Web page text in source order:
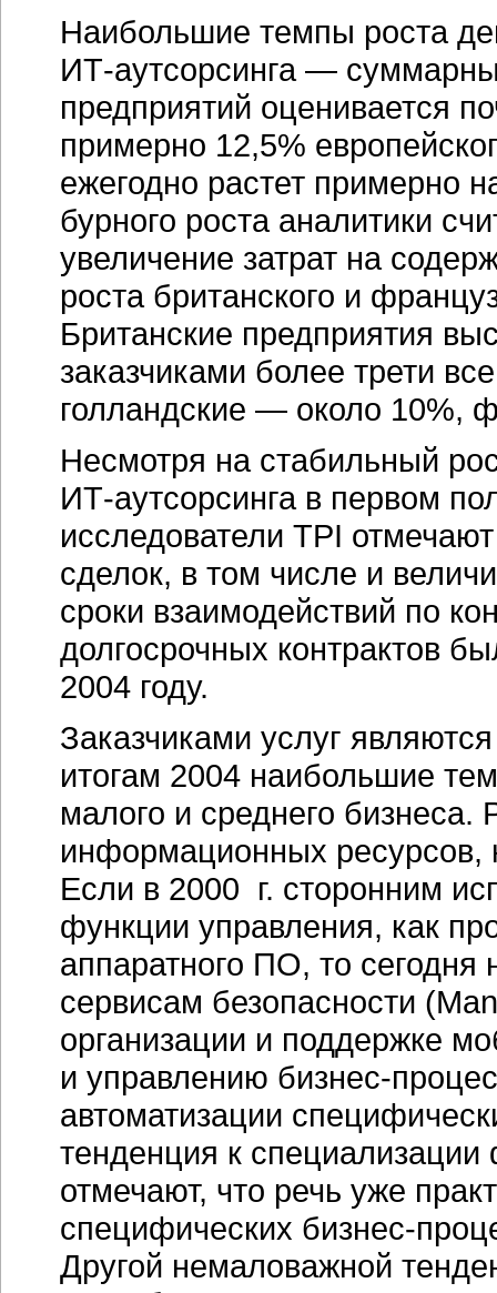
Наибольшие темпы роста
ИТ-аутсорсинга—
предприятий оценивается
примерно 12,5%
ежегодно растет примерно
бурного роста аналитики
увеличение затрат на
роста британского и
Британские предприятия
заказчиками более трети
голландские — около 10%,
Несмотря на стабильный
ИТ-аутсорсингав первом
исследователи TPI
сделок, в том числе и
сроки взаимодействий по
долгосрочных контрактов
2004 году.
Заказчиками услуг
итогам 2004 наибольшие
малого и среднего бизнеса.
информационных ресурсов,
Если в 2000 г. сторонним
функции управления, как
аппаратного ПО, то
сервисам безопасности
организации и поддержке
и управлению бизнес-
автоматизации
тенденция к специализации
отмечают, что речь уже
специфических бизнес-
Другой немаловажной